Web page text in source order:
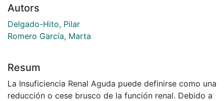
Autors
Delgado-Hito, Pilar
Romero García, Marta
Resum
La Insuficiencia Renal Aguda puede definirse como una
reducción o cese brusco de la función renal. Debido a